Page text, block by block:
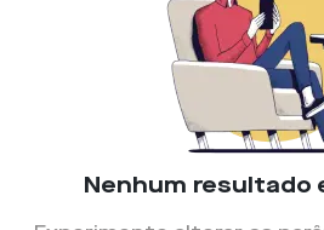
Nenhum resultado